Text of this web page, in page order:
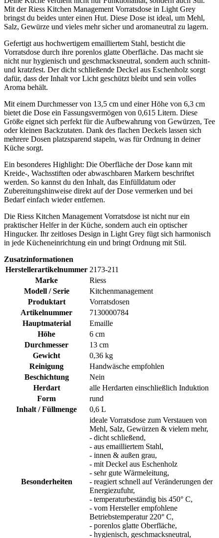
Mit der Riess Kitchen Management Vorratsdose in Light Grey
bringst du beides unter einen Hut. Diese Dose ist ideal, um Mehl,
Salz, Gewürze und vieles mehr sicher und aromaneutral zu lagern.
Gefertigt aus hochwertigem emailliertem Stahl, besticht die
Vorratsdose durch ihre porenlos glatte Oberfläche. Das macht sie
nicht nur hygienisch und geschmacksneutral, sondern auch schnitt-
und kratzfest. Der dicht schließende Deckel aus Eschenholz sorgt
dafür, dass der Inhalt vor Licht geschützt bleibt und sein volles
Aroma behält.
Mit einem Durchmesser von 13,5 cm und einer Höhe von 6,3 cm
bietet die Dose ein Fassungsvermögen von 0,615 Litern. Diese
Größe eignet sich perfekt für die Aufbewahrung von Gewürzen, Tee
oder kleinen Backzutaten. Dank des flachen Deckels lassen sich
mehrere Dosen platzsparend stapeln, was für Ordnung in deiner
Küche sorgt.
Ein besonderes Highlight: Die Oberfläche der Dose kann mit
Kreide-, Wachsstiften oder abwaschbaren Markern beschriftet
werden. So kannst du den Inhalt, das Einfülldatum oder
Zubereitungshinweise direkt auf der Dose vermerken und bei
Bedarf einfach wieder entfernen.
Die Riess Kitchen Management Vorratsdose ist nicht nur ein
praktischer Helfer in der Küche, sondern auch ein optischer
Hingucker. Ihr zeitloses Design in Light Grey fügt sich harmonisch
in jede Kücheneinrichtung ein und bringt Ordnung mit Stil.
Zusatzinformationen
Herstellerartikelnummer 2173-211
Marke
Riess
Modell / Serie
Kitchenmanagement
Produktart
Vorratsdosen
Artikelnummer
7130000784
Hauptmaterial
Emaille
Höhe
6 cm
Durchmesser
13 cm
Gewicht
0,36 kg
Reinigung
Handwäsche empfohlen
Beschichtung
Nein
Herdart
alle Herdarten einschließlich Induktion
Form
rund
Inhalt / Füllmenge
0,6 L
Besonderheiten
ideale Vorratsdose zum Verstauen von
Mehl, Salz, Gewürzen & vielem mehr,
- dicht schließend,
- aus emailliertem Stahl,
- innen & außen grau,
- mit Deckel aus Eschenholz
- sehr gute Wärmeleitung,
- reagiert schnell auf Veränderungen der
Energiezufuhr,
- temperaturbeständig bis 450° C,
- vom Hersteller empfohlene
Betriebstemperatur 220° C,
- porenlos glatte Oberfläche,
- hygienisch, geschmacksneutral,